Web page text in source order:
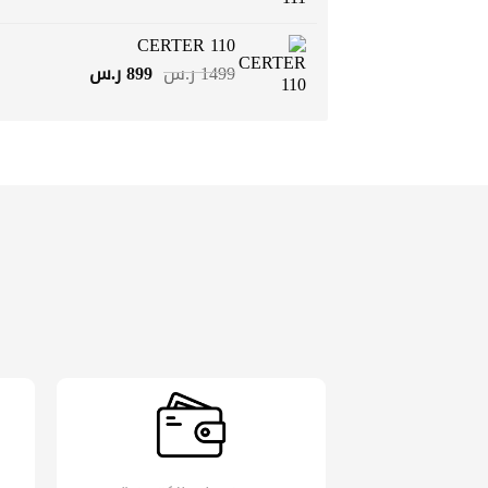
الأصلي
هو:
1499 ر.س.
CERTER 110
1499ر.س السعر
الأصلي
899ر.سالسعر